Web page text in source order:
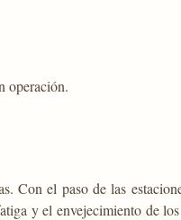
operación.
Con el paso de las
y el envejecimiento de